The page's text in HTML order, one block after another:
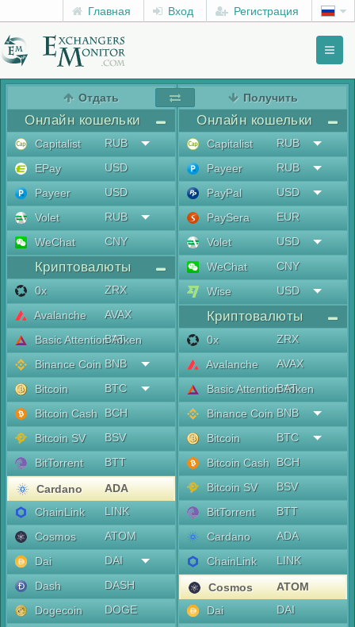
Главная Вход Регистрация
Отдать
Онлайн кошельки
Capitalist
RUB
EPay
USD
Payeer
USD
Volet
RUB
WeChat
CNY
Криптовалюты
0x
ZRX
Avalanche
AVAX
Basic Attention Token
BAT
Binance Coin BNB
Bitcoin
BTC
Bitcoin Cash
BCH
Bitcoin SV
BSV
BitTorrent
BTT
Cardano
ADA
ChainLink
LINK
Cosmos
ATOM
Dai
DAI
Dash
DASH
Dogecoin
DOGE
Получить
Онлайн кошельки
Capitalist
RUB
Payeer
RUB
PayPal
USD
PaySera
EUR
Volet
USD
WeChat
CNY
Wise
USD
Криптовалюты
0x
ZRX
Avalanche
AVAX
Basic Attention Token
BAT
Binance Coin BNB
Bitcoin
BTC
Bitcoin Cash
BCH
Bitcoin SV
BSV
BitTorrent
BTT
Cardano
ADA
ChainLink
LINK
Cosmos
ATOM
Dai
DAI